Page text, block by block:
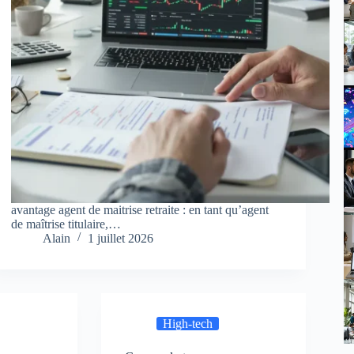
avantage agent de maitrise retraite : en tant qu’agent
de maîtrise titulaire,…
Alain
1 juillet 2026
High-tech